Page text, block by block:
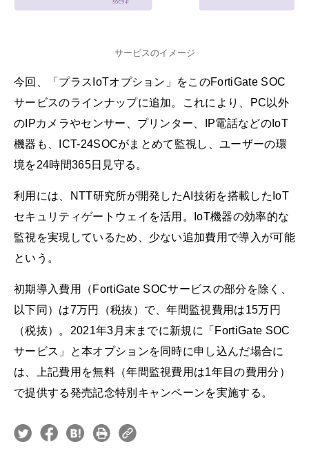
サービスのイメージ
今回、「プラスIoTオプション」をこのFortiGate SOC
サービスのラインナップに追加。これにより、PC以外
のIPカメラやセンサー、プリンター、IP電話などのIoT
機器も、ICT-24SOCがまとめて監視し、ユーザーの環
境を24時間365日見守る。
利用には、NTT研究所が開発したAI技術を搭載したIoT
セキュリティゲートウェイを活用。IoT機器の効率的な
監視を実現しているため、少ない追加費用で導入が可能
という。
初期導入費用（FortiGate SOCサービスの部分を除く、
以下同）は7万円（税抜）で、年間監視費用は15万円
（税抜）。2021年3月末までに新規に「FortiGate SOC
サービス」と本オプションを同時に申し込んだ場合に
は、上記費用を無料（年間監視費用は1年目の費用分）
で提供する発売記念特別キャンペーンを実施する。